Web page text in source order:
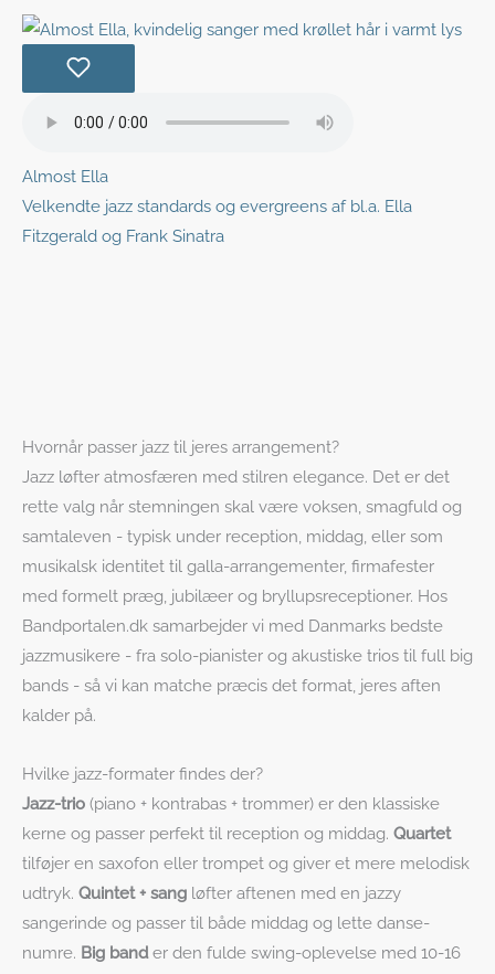
Almost Ella
Velkendte jazz standards og evergreens af bl.a. Ella
Fitzgerald og Frank Sinatra
Hvornår passer jazz til jeres arrangement?
Jazz løfter atmosfæren med stilren elegance. Det er det
rette valg når stemningen skal være voksen, smagfuld og
samtaleven - typisk under reception, middag, eller som
musikalsk identitet til galla-arrangementer, firmafester
med formelt præg, jubilæer og bryllupsreceptioner. Hos
Bandportalen.dk samarbejder vi med Danmarks bedste
jazzmusikere - fra solo-pianister og akustiske trios til full big
bands - så vi kan matche præcis det format, jeres aften
kalder på.
Hvilke jazz-formater findes der?
Jazz-trio (piano + kontrabas + trommer) er den klassiske
kerne og passer perfekt til reception og middag. Quartet
tilføjer en saxofon eller trompet og giver et mere melodisk
udtryk. Quintet + sang løfter aftenen med en jazzy
sangerinde og passer til både middag og lette danse-
numre. Big band er den fulde swing-oplevelse med 10-16